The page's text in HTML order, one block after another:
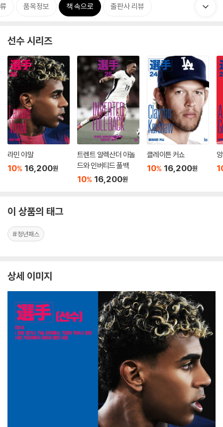
품목정보 책 속으로 출판사 리뷰
선수 시리즈
라민 야말
10% 16,200원
트렌트 알렉산더 아놀
드와 인버티드 풀백
10% 16,200원
클레이튼 커쇼
10% 16,200원
이 상품의 태그
#청년패스
상세 이미지